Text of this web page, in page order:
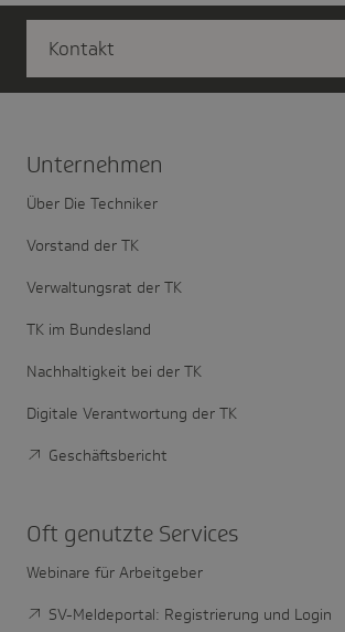
Kontakt
Unter­nehmen
Über Die Techniker
Vorstand der TK
Verwaltungsrat der TK
TK im Bundesland
Nachhaltigkeit bei der TK
Digitale Verantwortung der TK
Geschäftsbericht
Oft genutzte Services
Webinare für Arbeitgeber
SV-Meldeportal: Registrierung und Login